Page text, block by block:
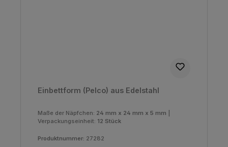
Einbettform (Pelco) aus Edelstahl
Maße der Näpfchen: 24 mm x 24 mm x 5 mm
Verpackungseinheit: 12 Stück
Produktnummer: 27282